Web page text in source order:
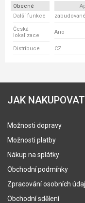
Obecné
Další funkce
Česká
lokalizace
Ano
Distribuce CZ
JAK NAKUPOVAT
Možnosti dopravy
Možnosti platby
Nákup na splátky
Obchodní podmínky
Zpracování osobních
Obchodní sdělení